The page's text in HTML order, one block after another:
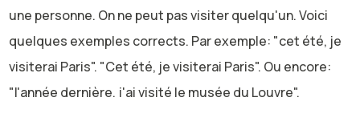
une personne. On ne peut pas visiter quelqu'un. Voici
quelques exemples corrects. Par exemple: "cet été, je
visiterai Paris". "Cet été, je visiterai Paris". Ou encore:
"l'année dernière, j'ai visité le musée du Louvre".